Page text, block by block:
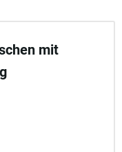
mit